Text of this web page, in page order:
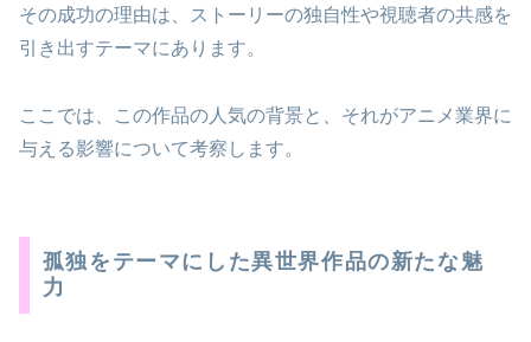
その成功の理由は、ストーリーの独自性や視聴者の共感を
引き出すテーマにあります。
ここでは、この作品の人気の背景と、それがアニメ業界に
与える影響について考察します。
孤独をテーマにした異世界作品の新たな魅
力